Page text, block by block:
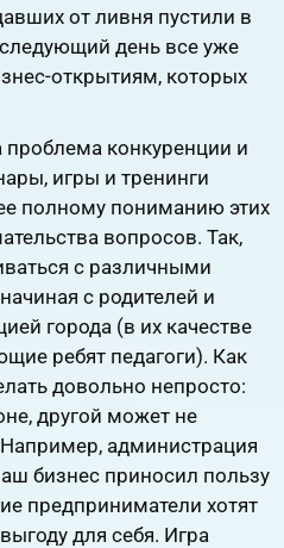
от ливня пустили в
день все уже
открытиям, которых
проблема конкуренции и
игры и тренинги
полному пониманию этих
вопросов. Так,
с различными
с родителей и
города (в их качестве
ребят педагоги). Как
довольно непросто:
другой может не
администрация
бизнес приносил пользу
предприниматели хотят
для себя. Игра